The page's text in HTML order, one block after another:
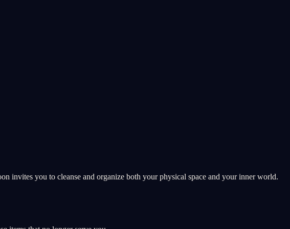
invites you to cleanse and organize both your physical space and your inner world.